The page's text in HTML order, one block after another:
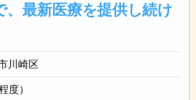
、最新医療を提供し続け
川崎区
度）